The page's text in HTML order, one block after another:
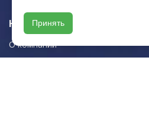
Навигация
О компании
Логистика
Принять